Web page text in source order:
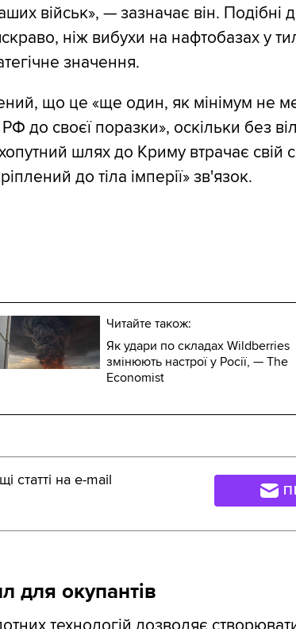
військ», — зазначає він. Подібні
ніж вибухи на нафтобазах у
значення.
що це «ще один, як мінімум не
до своєї поразки», оскільки без
шлях до Криму втрачає свій
до тіла імперії» зв'язок.
Читайте також:
Як удари по складах Wildberries
змінюють настрої у Росії, — The
Economist
статті на e-mail
для окупантів